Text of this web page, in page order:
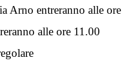
Arno entreranno alle ore
alle ore 11.00